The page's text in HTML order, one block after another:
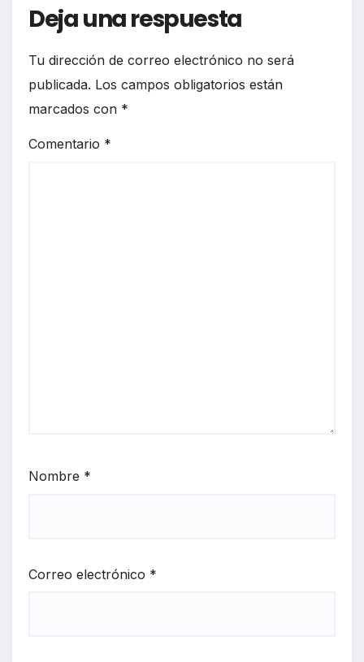
Deja una respuesta
Tu dirección de correo electrónico no será
publicada. Los campos obligatorios están
marcados con *
Comentario *
Nombre *
Correo electrónico *